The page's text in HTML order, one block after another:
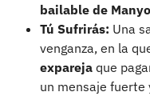
bailable de
Tú Sufrirás: Una
venganza, en la
expareja que
un mensaje